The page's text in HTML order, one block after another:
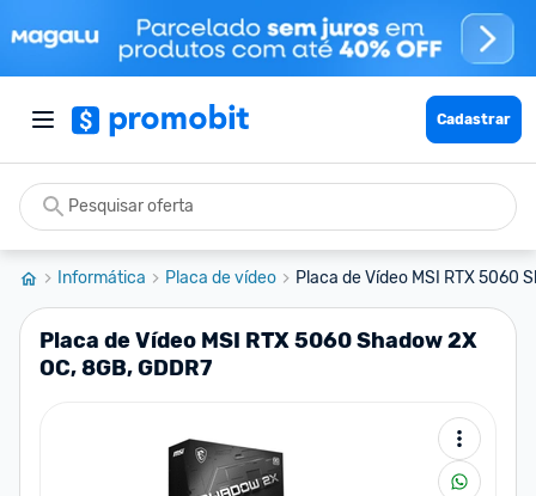
Cadastrar
Informática Placa de vídeo Placa de Vídeo MSI RTX 5060
Placa de Vídeo MSI RTX 5060 Shadow 2X
OC, 8GB, GDDR7